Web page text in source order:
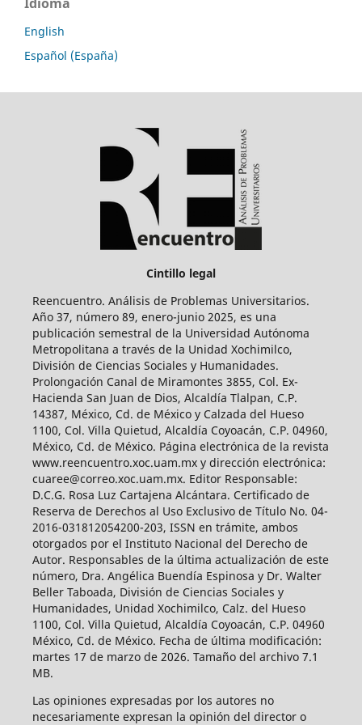
English
Español (España)
Cintillo legal
Reencuentro. Análisis de Problemas Universitarios.
Año 37, número 89, enero-junio 2025, es una
publicación semestral de la Universidad Autónoma
Metropolitana a través de la Unidad Xochimilco,
División de Ciencias Sociales y Humanidades.
Prolongación Canal de Miramontes 3855, Col. Ex-
Hacienda San Juan de Dios, Alcaldía Tlalpan, C.P.
14387, México, Cd. de México y Calzada del Hueso
1100, Col. Villa Quietud, Alcaldía Coyoacán, C.P. 04960,
México, Cd. de México. Página electrónica de la revista
www.reencuentro.xoc.uam.mx y dirección electrónica:
cuaree@correo.xoc.uam.mx. Editor Responsable:
D.C.G. Rosa Luz Cartajena Alcántara. Certificado de
Reserva de Derechos al Uso Exclusivo de Título No. 04-
2016-031812054200-203, ISSN en trámite, ambos
otorgados por el Instituto Nacional del Derecho de
Autor. Responsables de la última actualización de este
número, Dra. Angélica Buendía Espinosa y Dr. Walter
Beller Taboada, División de Ciencias Sociales y
Humanidades, Unidad Xochimilco, Calz. del Hueso
1100, Col. Villa Quietud, Alcaldía Coyoacán, C.P. 04960
México, Cd. de México. Fecha de última modificación:
martes 17 de marzo de 2026. Tamaño del archivo 7.1
MB.
Las opiniones expresadas por los autores no
necesariamente expresan la opinión del director o